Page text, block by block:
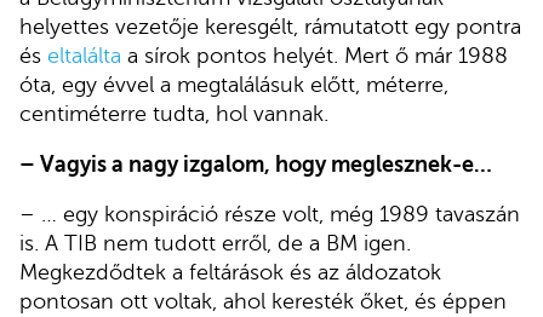
helyettes vezetője keresgélt, rámutatott egy pontra
és eltalálta a sírok pontos helyét. Mert ő már 1988
óta, egy évvel a megtalálásuk előtt, méterre,
centiméterre tudta, hol vannak.
– Vagyis a nagy izgalom, hogy meglesznek-e…
– … egy konspiráció része volt, még 1989 tavaszán
is. A TIB nem tudott erről, de a BM igen.
Megkezdődtek a feltárások és az áldozatok
pontosan ott voltak, ahol keresték őket, és éppen